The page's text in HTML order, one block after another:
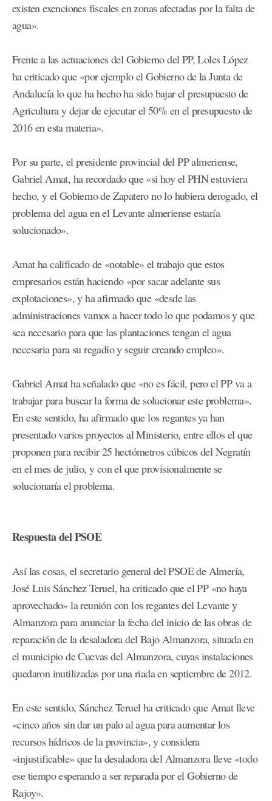
existen exenciones fiscales en zonas afectadas por la falta de
agua».
Frente a las actuaciones del Gobierno del PP, Loles López
ha criticado que «por ejemplo el Gobierno de la Junta de
Andalucía lo que ha hecho ha sido bajar el presupuesto de
Agricultura y dejar de ejecutar el 50% en el presupuesto de
2016 en esta materia».
Por su parte, el presidente provincial del PP almeriense,
Gabriel Amat, ha recordado que «si hoy el PHN estuviera
hecho, y el Gobierno de Zapatero no lo hubiera derogado, el
problema del agua en el Levante almeriense estaría
solucionado».
Amat ha calificado de «notable» el trabajo que estos
empresarios están haciendo «por sacar adelante sus
explotaciones», y ha afirmado que «desde las
administraciones vamos a hacer todo lo que podamos y que
sea necesario para que las plantaciones tengan el agua
necesaria para su regadío y seguir creando empleo».
Gabriel Amat ha señalado que «no es fácil, pero el PP va a
trabajar para buscar la forma de solucionar este problema».
En este sentido, ha afirmado que los regantes ya han
presentado varios proyectos al Ministerio, entre ellos el que
proponen para recibir 25 hectómetros cúbicos del Negratín
en el mes de julio, y con el que provisionalmente se
solucionaría el problema.
Respuesta del PSOE
Así las cosas, el secretario general del PSOE de Almería,
José Luis Sánchez Teruel, ha criticado que el PP «no haya
aprovechado» la reunión con los regantes del Levante y
Almanzora para anunciar la fecha del inicio de las obras de
reparación de la desaladora del Bajo Almanzora, situada en
el municipio de Cuevas del Almanzora, cuyas instalaciones
quedaron inutilizadas por una riada en septiembre de 2012.
En este sentido, Sánchez Teruel ha criticado que Amat lleve
«cinco años sin dar un palo al agua para aumentar los
recursos hídricos de la provincia», y considera
«injustificable» que la desaladora del Almanzora lleve «todo
ese tiempo esperando a ser reparada por el Gobierno de
Rajoy».